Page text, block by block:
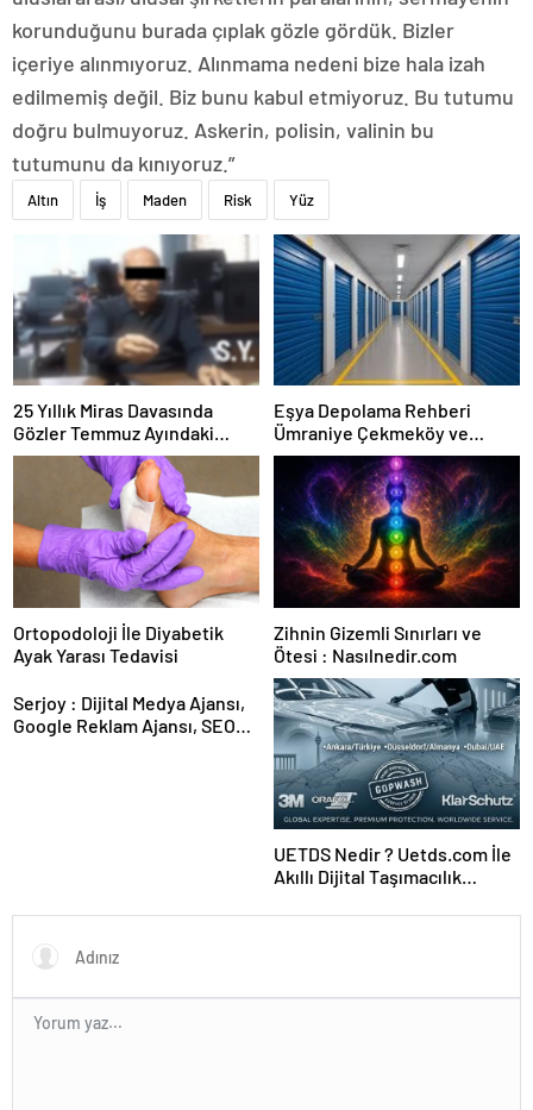
korunduğunu burada çıplak gözle gördük. Bizler
içeriye alınmıyoruz. Alınmama nedeni bize hala izah
edilmemiş değil. Biz bunu kabul etmiyoruz. Bu tutumu
doğru bulmuyoruz. Askerin, polisin, valinin bu
tutumunu da kınıyoruz.”
Altın İş Maden Risk Yüz
25 Yıllık Miras Davasında
Gözler Temmuz Ayındaki
Karar Duruşmasına Çevrildi
Eşya Depolama Rehberi
Ümraniye Çekmeköy ve
Kadıköy
Ortopodoloji İle Diyabetik
Ayak Yarası Tedavisi
Zihnin Gizemli Sınırları ve
Ötesi : Nasılnedir.com
Serjoy : Dijital Medya Ajansı,
Google Reklam Ajansı, SEO
UETDS Nedir ? Uetds.com İle
Akıllı Dijital Taşımacılık